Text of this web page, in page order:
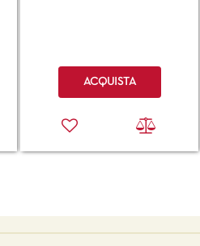
Quantità
ACQUISTA